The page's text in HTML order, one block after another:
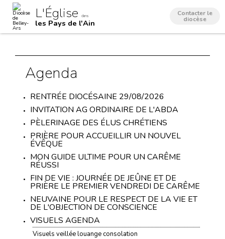
contenu.
Outils
personnels
L'Église dans
les Pays de l'Ain
Contacter le
diocèse
Agenda
RENTRÉE DIOCÉSAINE 29/08/2026
INVITATION AG ORDINAIRE DE L'ABDA
PÈLERINAGE DES ÉLUS CHRÉTIENS
PRIÈRE POUR ACCUEILLIR UN NOUVEL
ÉVÊQUE
MON GUIDE ULTIME POUR UN CARÊME
RÉUSSI
FIN DE VIE : JOURNÉE DE JEÛNE ET DE
PRIÈRE LE PREMIER VENDREDI DE CARÊME
NEUVAINE POUR LE RESPECT DE LA VIE ET
DE L'OBJECTION DE CONSCIENCE
VISUELS AGENDA
Visuels veillée louange consolation